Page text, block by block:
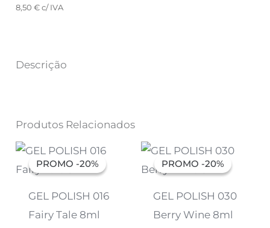
8,50€ c/ IVA
Descrição
Produtos Relacionados
PROMO -20%
PROMO -20%
GEL POLISH 016
Fairy Tale 8ml
O
preço
original
6,91 €.
O
preço
atual
5,53 €.
PROMO -20%
PROMO -20%
GEL POLISH 030
Berry Wine 8ml
O
preço
original
6,91 €.
O
preço
atual
5,53 €.